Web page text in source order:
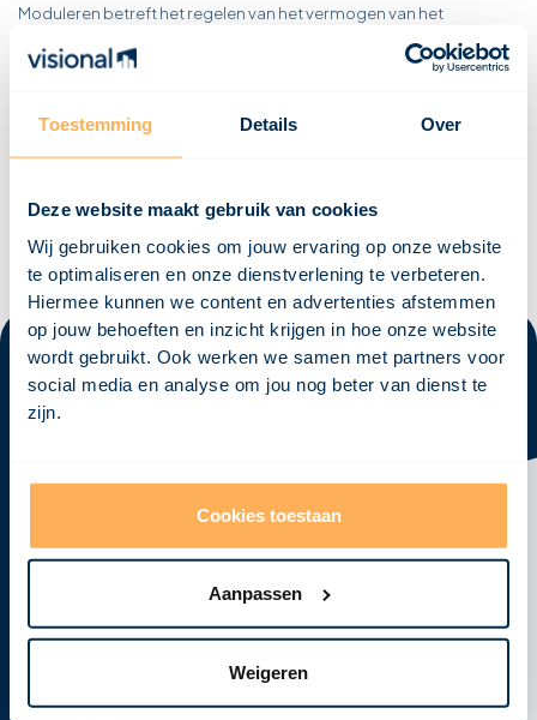
Toestemming Details Over
Deze website maakt gebruik van cookies
Wij gebruiken cookies om jouw ervaring op onze website
te optimaliseren en onze dienstverlening te verbeteren.
Hiermee kunnen we content en advertenties afstemmen
op jouw behoeften en inzicht krijgen in hoe onze website
wordt gebruikt. Ook werken we samen met partners voor
social media en analyse om jou nog beter van dienst te
zijn.
Cookies toestaan
Aanpassen
Weigeren
Moduleren betreft het regelen van het vermogen van het
gekeken naar de werkelijke kamertemperatuur en de gewenste
Door modulatie wordt de brander in de ketel op het juiste moment
kamertemperatuur en de gewenste kamertemperatuur in balans
brengen?
Neem vandaag nog contact met ons op en laten we
haalbaar en realistisch ontwerp!